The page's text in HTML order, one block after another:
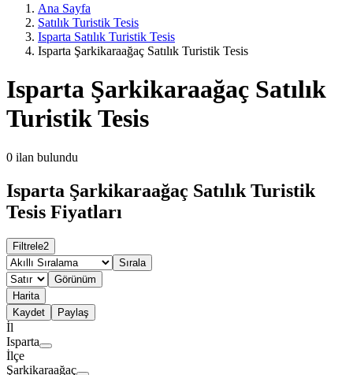
Ana Sayfa
Satılık Turistik Tesis
Isparta Satılık Turistik Tesis
Isparta Şarkikaraağaç Satılık Turistik Tesis
Isparta Şarkikaraağaç Satılık
Turistik Tesis
0 ilan bulundu
Isparta Şarkikaraağaç Satılık Turistik
Tesis Fiyatları
Filtrele2
Sırala
Görünüm
Harita
Kaydet
Paylaş
İl
Isparta
İlçe
Şarkikaraağaç